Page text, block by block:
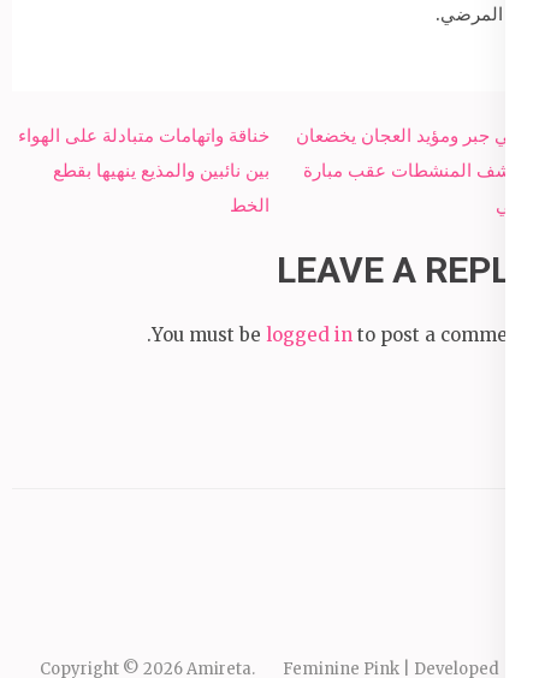
المرضي.
Post
navigation
خناقة واتهامات متبادلة على الهواء
بين نائبين والمذيع ينهيها بقطع
الخط
علي جبر ومؤيد العجان يخضعان
لكشف المنشطات عقب مبارة
إنبي
LEAVE A REPLY
You must be logged in to post a comment.
Copyright © 2026Amireta. Feminine Pink | Developed